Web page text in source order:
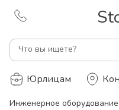
Что вы ищете?
Юрлицам
Инженерное оборудование